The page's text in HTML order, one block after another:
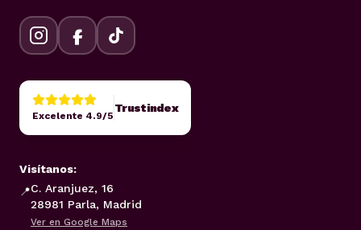
Excelente 4.9/5
Trustindex
Visítanos:
📍C. Aranjuez, 16
28981 Parla, Madrid
Ver en Google Maps